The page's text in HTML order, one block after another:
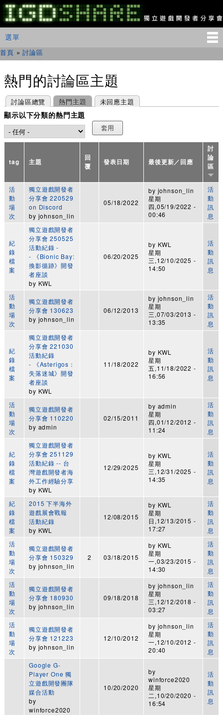
移
至
主
IGDSHARE
獨
遊
發
會
主選單
選單
您在這裡
首頁 »討論區
熱門的討論區主題
主要索引標籤
討論區總覽 熱門主題
(作用中頁籤) 未回應主題
顯示以下分類的熱門主題
tag 主題
回
覆
發表日期 最後更新／回應
討
論
區
活
動
場
次
獨立遊戲開發者
分享會 220529
on Discord
by johnson_lin
05/18/2022
by johnson_lin
星期
四,05/19/2022 -
00:46
活
動
訊
息
紀
錄
檔
案
獨立遊戲開發者
分享會 250525
活動紀錄 -
- 《Bionic Bay:
換影循跡》開發
者座談
by KWL
06/20/2025
by KWL
星期
三,12/10/2025 -
14:50
活
動
訊
息
活
動
場
次
獨立遊戲開發者
分享會 130623
by johnson_lin
06/12/2013
by johnson_lin
星期
三,07/03/2013 -
13:35
活
動
訊
息
紀
錄
檔
案
獨立遊戲開發者
分享會 221030
活動紀錄
- 《Asterigos：
失落迷城》開發
者座談
by KWL
11/18/2022
by KWL
星期
五,11/18/2022 -
16:56
活
動
訊
息
活
動
場
次
獨立遊戲開發者
分享會 110220
by admin
02/15/2011
by admin
星期
四,01/12/2012 -
11:24
活
動
訊
息
紀
錄
檔
案
獨立遊戲開發者
分享會 251129
活動紀錄 -- 台
灣遊戲開發者海
外工作經驗分享
by KWL
12/29/2025
by KWL
星期
三,12/31/2025 -
14:35
活
動
訊
息
紀
錄
檔
案
2015 下半海外
遊戲展會戰報
活動紀錄
by KWL
12/08/2015
by KWL
星期
日,12/13/2015 -
17:27
活
動
訊
息
活
動
場
次
獨立遊戲開發者
分享會 150329
by johnson_lin
2 03/18/2015
by KWL
星期
一,03/23/2015 -
14:30
活
動
訊
息
活
動
場
次
獨立遊戲開發者
分享會 180930
by johnson_lin
09/18/2018
by johnson_lin
星期
三,12/12/2018 -
03:27
活
動
訊
息
活
動
場
次
獨立遊戲開發者
分享會 121223
by johnson_lin
12/10/2012
by johnson_lin
星期
一,12/10/2012 -
20:40
活
動
訊
息
Google G-
Player One 獨
立遊戲開發團隊
媒合活動
by
winforce2020
10/20/2020
by
winforce2020
星期
二,10/20/2020 -
16:54
活
動
訊
息